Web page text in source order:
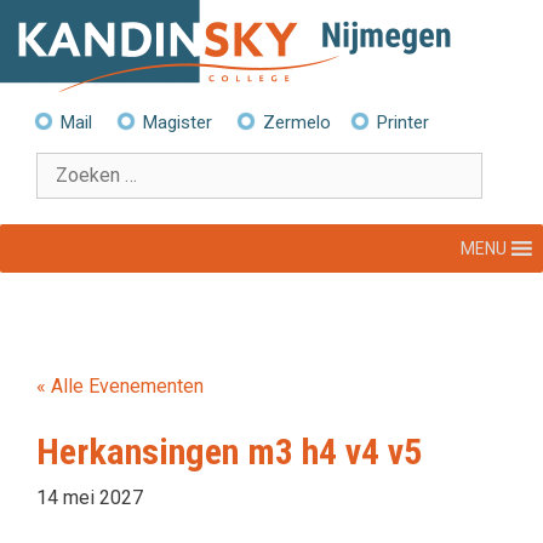
naar
Mail Magister Zermelo Printer
Zoek
naar:
MENU
« Alle Evenementen
Herkansingen m3 h4 v4 v5
14 mei 2027